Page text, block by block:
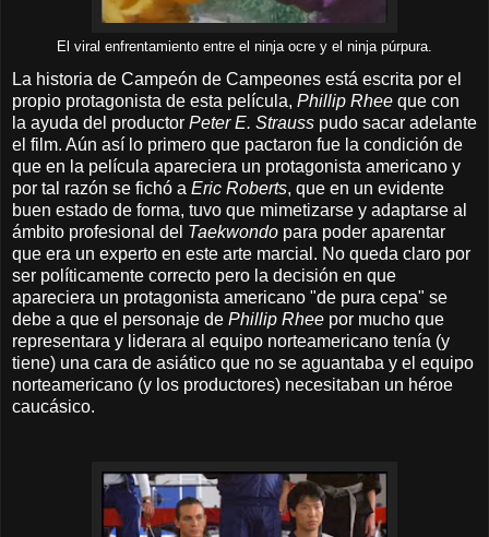
El viral enfrentamiento entre el ninja ocre y el ninja púrpura.
La historia de Campeón de Campeones está escrita por el
propio protagonista de esta película, Phillip Rhee que con
la ayuda del productor Peter E. Strauss pudo sacar adelante
el film. Aún así lo primero que pactaron fue la condición de
que en la película apareciera un protagonista americano y
por tal razón se fichó a Eric Roberts, que en un evidente
buen estado de forma, tuvo que mimetizarse y adaptarse al
ámbito profesional del Taekwondo para poder aparentar
que era un experto en este arte marcial. No queda claro por
ser políticamente correcto pero la decisión en que
apareciera un protagonista americano "de pura cepa" se
debe a que el personaje de Phillip Rhee por mucho que
representara y liderara al equipo norteamericano tenía (y
tiene) una cara de asiático que no se aguantaba y el equipo
norteamericano (y los productores) necesitaban un héroe
caucásico.